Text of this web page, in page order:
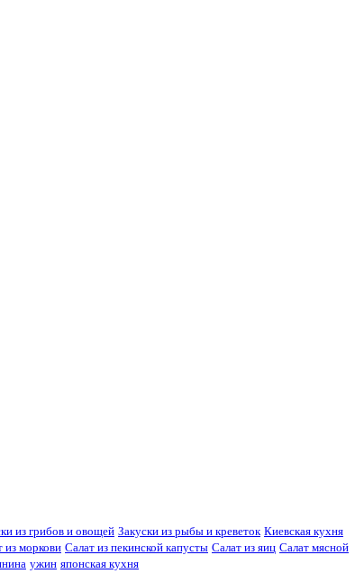
из грибов и овощей Закуски из рыбы и креветок Киевская кухня
из моркови Салат из пекинской капусты Салат из яиц Салат мясной
ужин японская кухня